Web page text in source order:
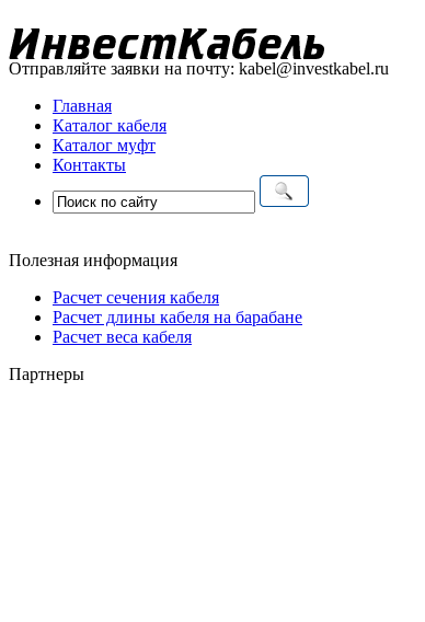
Отправляйте заявки на почту: kabel@investkabel.ru
Главная
Каталог кабеля
Каталог муфт
Контакты
Полезная информация
Расчет сечения кабеля
Расчет длины кабеля на барабане
Расчет веса кабеля
Партнеры